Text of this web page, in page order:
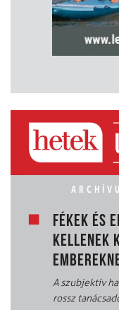
FÉKEK ÉS
KELLENEK
A szubjektív
rossz